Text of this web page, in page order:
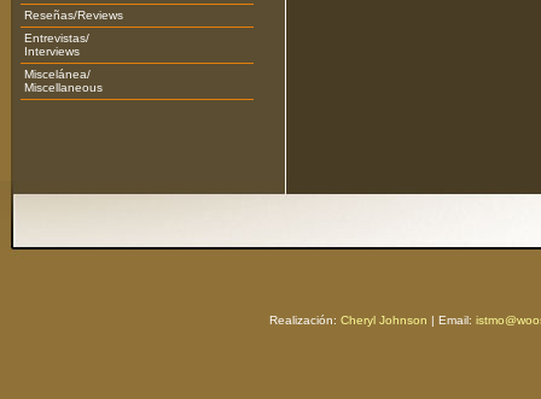
Reseñas/Reviews
Entrevistas/
Interviews
Miscelánea/
Miscellaneous
Realización: Cheryl Johnson | Email: